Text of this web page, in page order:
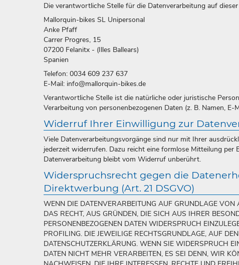
Die verantwortliche Stelle für die Datenverarbeitung auf
Mallorquin-bikes SL Unipersonal
Anke Pfaff
Carrer Progres, 15
07200 Felanitx - (Illes Ballears)
Spanien
Telefon: 0034 609 237 637
E-Mail: info@mallorquin-bikes.de
Verantwortliche Stelle ist die natürliche oder juristische
Verarbeitung von personenbezogenen Daten (z. B. Namen,
Widerruf Ihrer Einwilligung zur
Viele Datenverarbeitungsvorgänge sind nur mit Ihrer
jederzeit widerrufen. Dazu reicht eine formlose Mitteilung
Datenverarbeitung bleibt vom Widerruf unberührt.
Widerspruchsrecht gegen die
Direktwerbung (Art. 21 DSGVO)
WENN DIE DATENVERARBEITUNG AUF GRUNDLAGE VON
DAS RECHT, AUS GRÜNDEN, DIE SICH AUS IHRER
PERSONENBEZOGENEN DATEN WIDERSPRUCH
PROFILING. DIE JEWEILIGE RECHTSGRUNDLAGE, AUF
DATENSCHUTZERKLÄRUNG. WENN SIE WIDERSPRUCH
DATEN NICHT MEHR VERARBEITEN, ES SEI DENN, WIR